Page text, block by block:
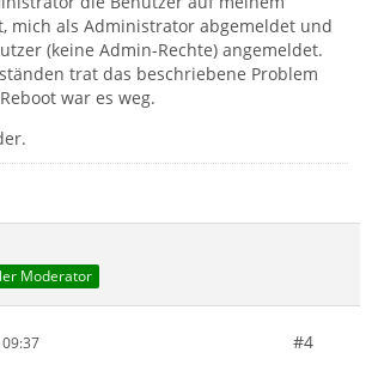
mich als Administrator abgemeldet und
(keine Admin-Rechte) angemeldet.
trat das beschriebene Problem
war es weg.
Moderator
#4